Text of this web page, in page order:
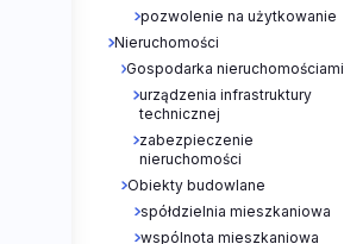
pozwolenie na użytkowanie
Nieruchomości
Gospodarka nieruchomościami
urządzenia infrastruktury
technicznej
zabezpieczenie
nieruchomości
Obiekty budowlane
spółdzielnia mieszkaniowa
wspólnota mieszkaniowa